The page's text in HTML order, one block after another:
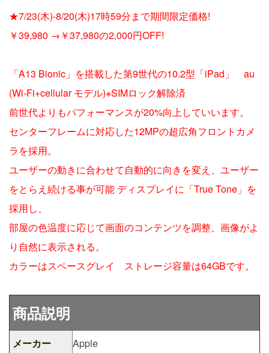
★7/23(木)-8/20(木)17時59分まで期間限定価格!
￥39,980 →￥37,980の2,000円OFF!
「A13 Bionic」を搭載した第9世代の10.2型「iPad」 au
(Wi-Fi+cellular モデル)※SIMロック解除済
前世代よりもパフォーマンスが20%向上していいます。
センターフレームに対応した12MPの超広角フロントカメ
ラを採用。
ユーザーの動きに合わせて自動的に向きを変え、ユーザー
をとらえ続ける事が可能 ディスプレイに「True Tone」を
採用し、
部屋の色温度に応じて画面のコンテンツを調整、画像がよ
り自然に表示される。
カラーはスペースグレイ ストレージ容量は64GBです。
商品説明
メーカー Apple